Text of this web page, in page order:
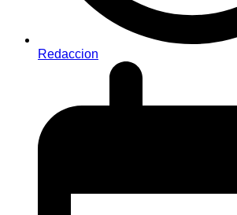
Redaccion